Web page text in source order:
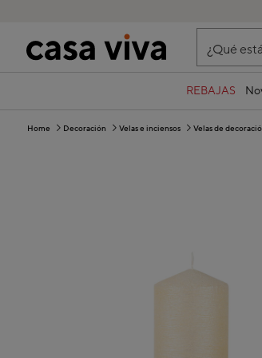
¿Qué
REBAJAS
Home Decoración Velas e inciensos Velas de